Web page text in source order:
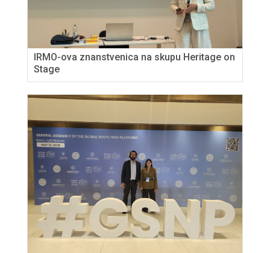
IRMO-ova znanstvenica na skupu Heritage on
Stage